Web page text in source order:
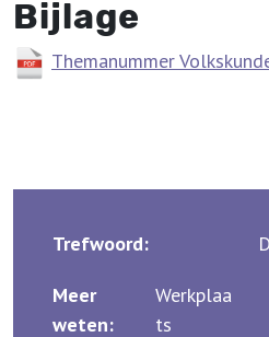
Bijlage
Themanummer
Trefwoord:
Meer
weten:
Werkplaa
ts